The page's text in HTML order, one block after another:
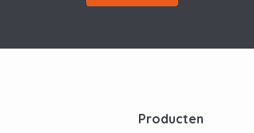
Producten